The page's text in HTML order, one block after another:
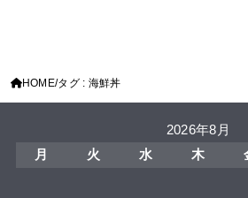
HOME タグ : 海鮮丼
2026年8月
月
火 水 木